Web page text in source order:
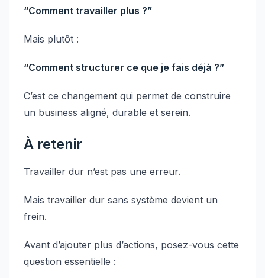
“Comment travailler plus ?”
Mais plutôt :
“Comment structurer ce que je fais déjà ?”
C’est ce changement qui permet de construire
un business aligné, durable et serein.
À retenir
Travailler dur n’est pas une erreur.
Mais travailler dur sans système devient un
frein.
Avant d’ajouter plus d’actions, posez-vous cette
question essentielle :